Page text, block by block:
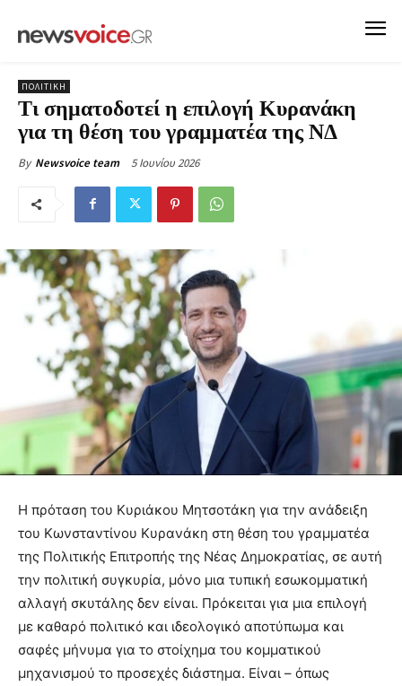
ΠΟΛΙΤΙΚΗ
Τι σηματοδοτεί η επιλογή Κυρανάκη
για τη θέση του γραμματέα της ΝΔ
By Newsvoice team 5 Ιουνίου 2026
Η πρόταση του Κυριάκου Μητσοτάκη για την ανάδειξη
του Κωνσταντίνου Κυρανάκη στη θέση του γραμματέα
της Πολιτικής Επιτροπής της Νέας Δημοκρατίας, σε αυτή
την πολιτική συγκυρία, μόνο μια τυπική εσωκομματική
αλλαγή σκυτάλης δεν είναι. Πρόκειται για μια επιλογή
με καθαρό πολιτικό και ιδεολογικό αποτύπωμα και
σαφές μήνυμα για το στοίχημα του κομματικού
μηχανισμού το προσεχές διάστημα. Είναι – όπως